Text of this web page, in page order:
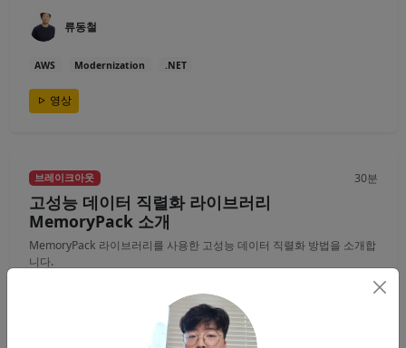
류동철
AWS Modernization .NET
영상
브레이크아웃 30분
고성능 데이터 직렬화 라이브러리
MemoryPack 소개
MemoryPack 라이브러리를 사용한 고성능 데이터 직렬화 방법을 소개합
니다.
Serialization Performance